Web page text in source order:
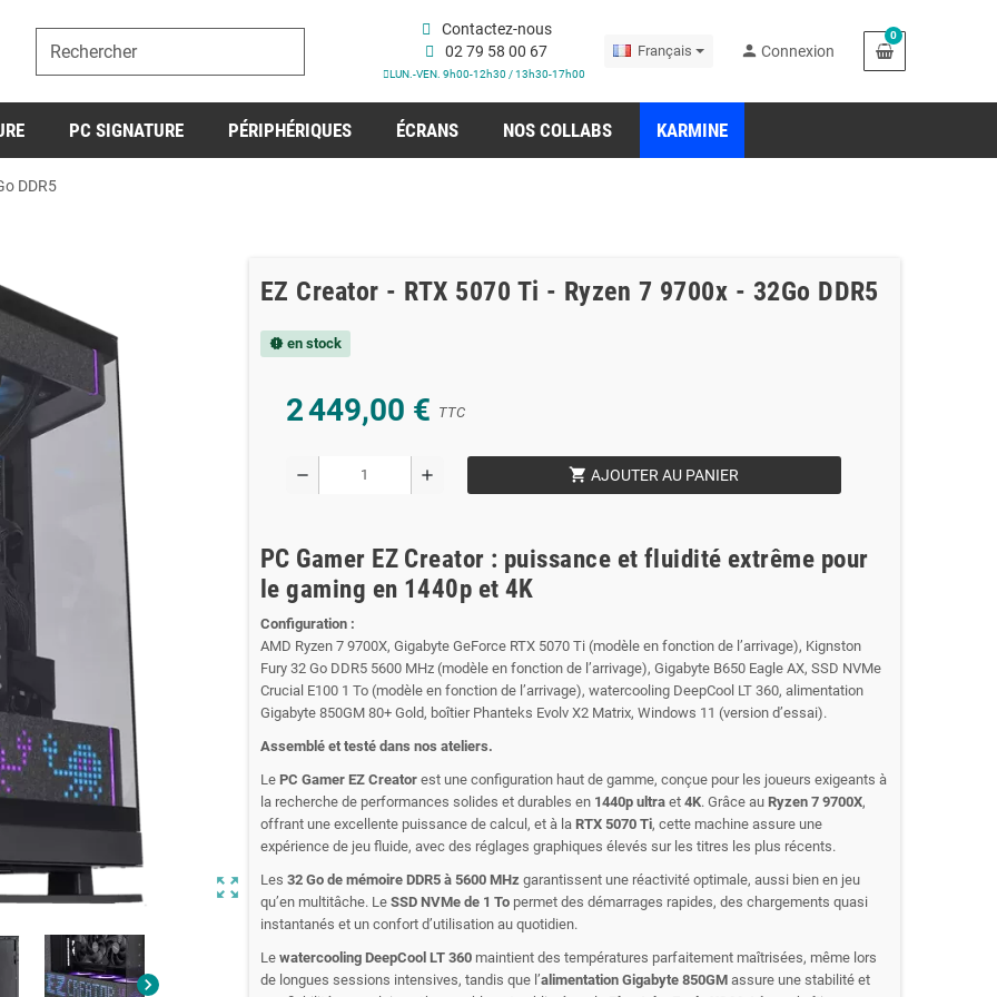
Contactez-nous
02 79 58 00 67
LUN.-VEN. 9h00-12h30 / 13h30-17h00
Français person Connexion
0
PC SIGNATURE PÉRIPHÉRIQUES ÉCRANS NOS COLLABS KARMINE
DDR5
zoom_out_map
chevron_right
EZ Creator - RTX 5070 Ti - Ryzen 7 9700x - 32Go DDR5
new_releases en stock
2 449,00 € TTC
remove add shopping_cart AJOUTER AU PANIER
PC Gamer EZ Creator : puissance et fluidité extrême pour
le gaming en 1440p et 4K
Configuration :
AMD Ryzen 7 9700X, Gigabyte GeForce RTX 5070 Ti (modèle en fonction de l’arrivage), Kignston
Fury 32 Go DDR5 5600 MHz (modèle en fonction de l’arrivage), Gigabyte B650 Eagle AX, SSD NVMe
Crucial E100 1 To (modèle en fonction de l’arrivage), watercooling DeepCool LT 360, alimentation
Gigabyte 850GM 80+ Gold, boîtier Phanteks Evolv X2 Matrix, Windows 11 (version d’essai).
Assemblé et testé dans nos ateliers.
Le PC Gamer EZ Creator est une configuration haut de gamme, conçue pour les joueurs exigeants à
la recherche de performances solides et durables en 1440p ultra et 4K. Grâce au Ryzen 7 9700X,
offrant une excellente puissance de calcul, et à la RTX 5070 Ti, cette machine assure une
expérience de jeu fluide, avec des réglages graphiques élevés sur les titres les plus récents.
Les 32 Go de mémoire DDR5 à 5600 MHz garantissent une réactivité optimale, aussi bien en jeu
qu’en multitâche. Le SSD NVMe de 1 To permet des démarrages rapides, des chargements quasi
instantanés et un confort d’utilisation au quotidien.
Le watercooling DeepCool LT 360 maintient des températures parfaitement maîtrisées, même lors
de longues sessions intensives, tandis que l’alimentation Gigabyte 850GM assure une stabilité et